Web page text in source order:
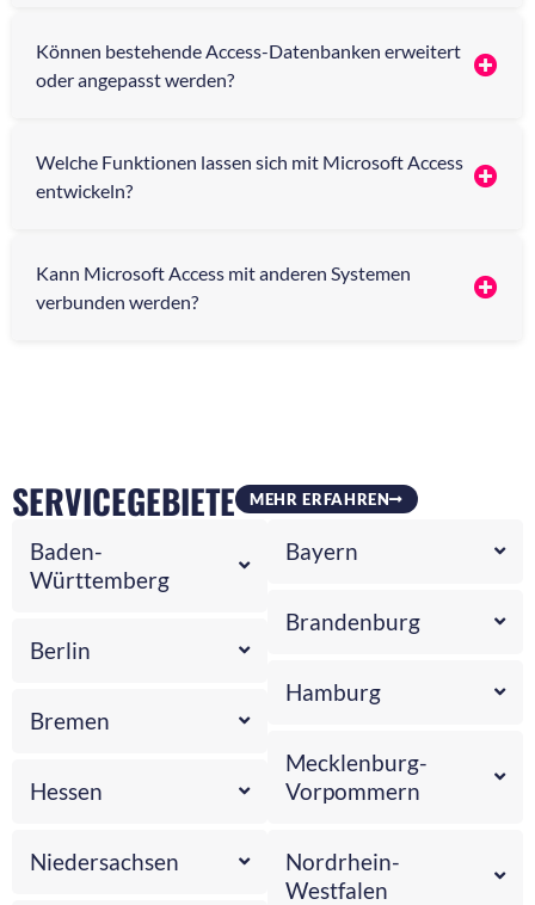
Können bestehende Access-Datenbanken erweitert
oder angepasst werden?
Welche Funktionen lassen sich mit Microsoft Access
entwickeln?
Kann Microsoft Access mit anderen Systemen
verbunden werden?
SERVICEGEBIETE MEHR ERFAHREN
Baden-
Württemberg
Berlin
Bremen
Hessen
Niedersachsen
Bayern
Brandenburg
Hamburg
Mecklenburg-
Vorpommern
Nordrhein-
Westfalen